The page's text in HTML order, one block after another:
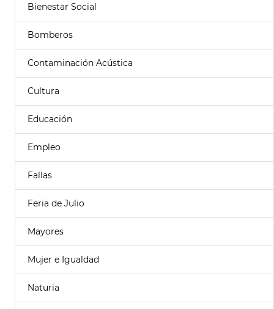
Bienestar Social
Bomberos
Contaminación Acústica
Cultura
Educación
Empleo
Fallas
Feria de Julio
Mayores
Mujer e Igualdad
Naturia